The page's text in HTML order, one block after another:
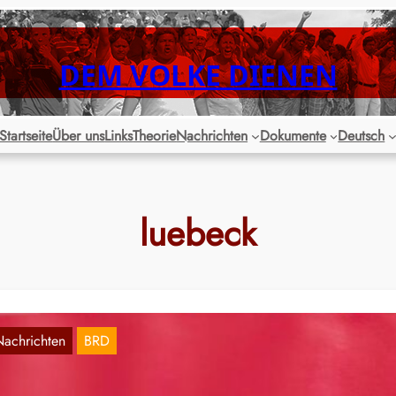
DEM VOLKE DIENEN
StartseiteÜber unsLinksTheorieNachrichten Dokumente Deutsch
luebeck
BRD